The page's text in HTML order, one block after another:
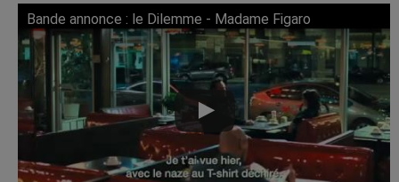
Bande annonce : le Dilemme - Madame Figaro
Lire cette vidéo sur YouTube